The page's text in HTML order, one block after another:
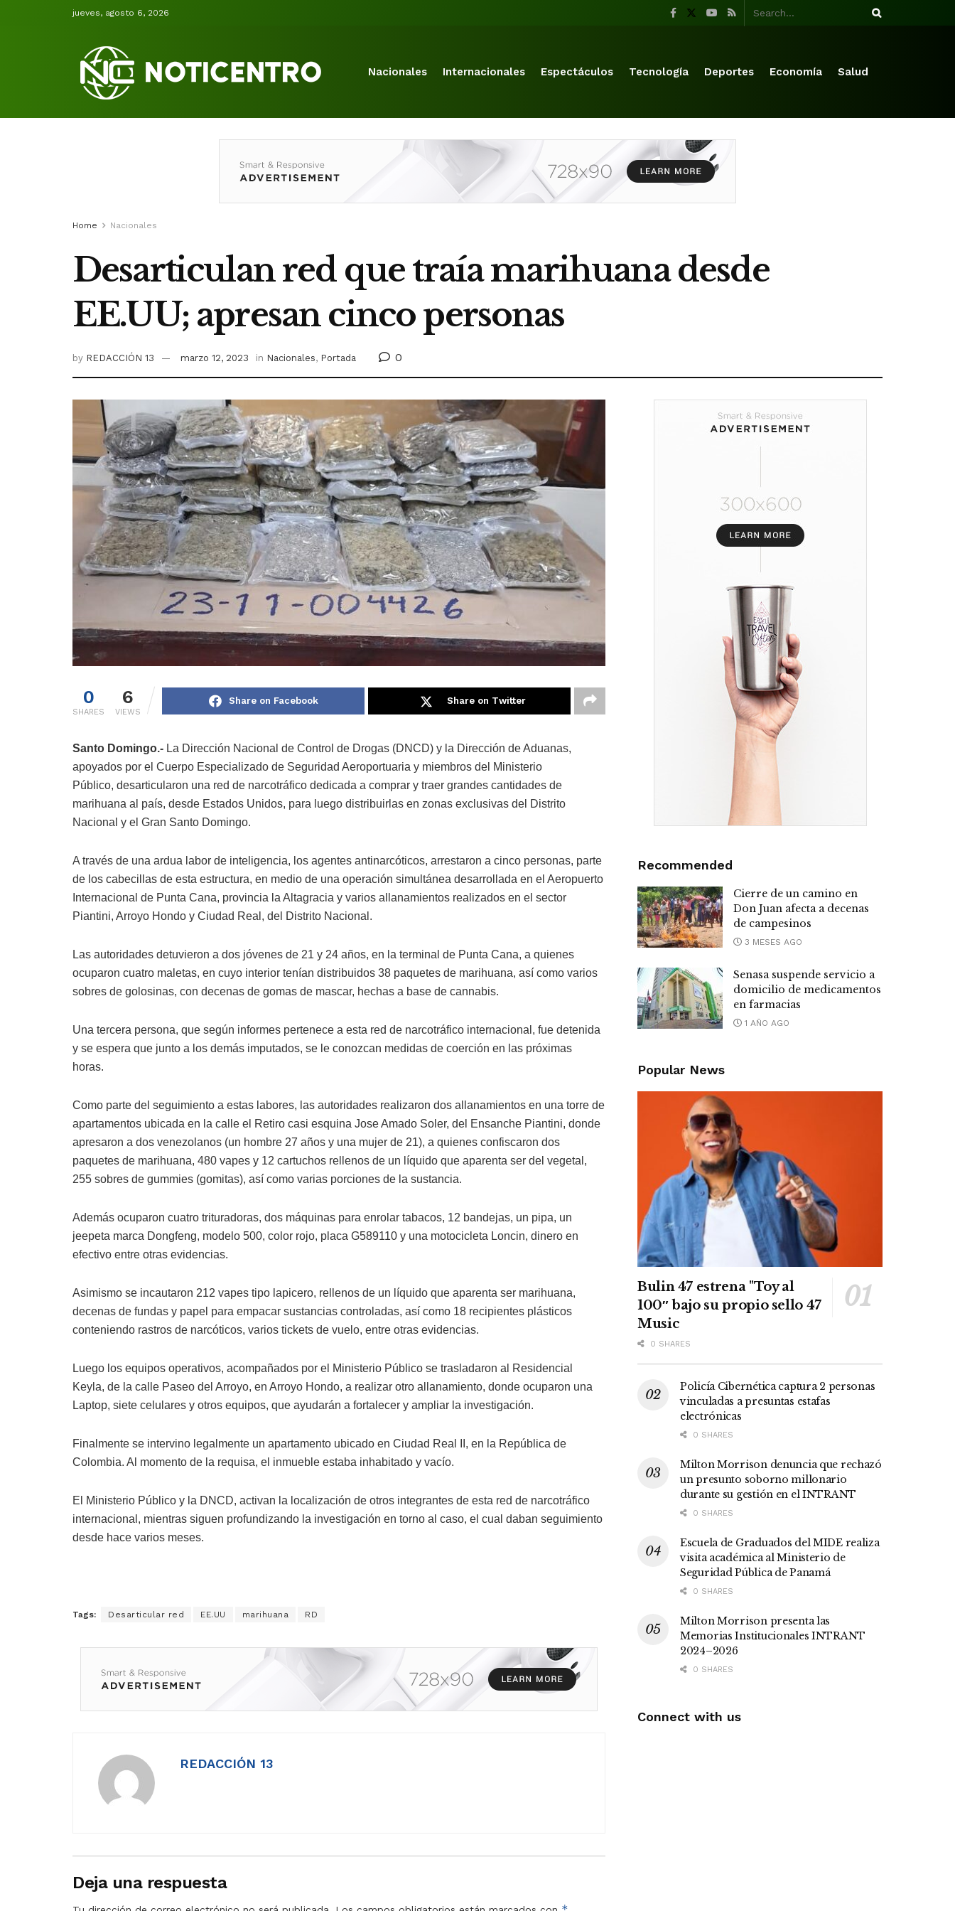
jueves, agosto 6, 2026
Nacionales Internacionales Espectáculos Tecnología Deportes Economía Salud
Home Nacionales
Desarticulan red que traía marihuana desde
EE.UU; apresan cinco personas
by REDACCIÓN 13 marzo 12, 2023 in Nacionales, Portada 0
0
SHARES
6
VIEWS
Share on Facebook Share on Twitter
Santo Domingo.- La Dirección Nacional de Control de Drogas (DNCD) y la Dirección de Aduanas,
apoyados por el Cuerpo Especializado de Seguridad Aeroportuaria y miembros del Ministerio
Público, desarticularon una red de narcotráfico dedicada a comprar y traer grandes cantidades de
marihuana al país, desde Estados Unidos, para luego distribuirlas en zonas exclusivas del Distrito
Nacional y el Gran Santo Domingo.
A través de una ardua labor de inteligencia, los agentes antinarcóticos, arrestaron a cinco personas, parte
de los cabecillas de esta estructura, en medio de una operación simultánea desarrollada en el Aeropuerto
Internacional de Punta Cana, provincia la Altagracia y varios allanamientos realizados en el sector
Piantini, Arroyo Hondo y Ciudad Real, del Distrito Nacional.
Las autoridades detuvieron a dos jóvenes de 21 y 24 años, en la terminal de Punta Cana, a quienes
ocuparon cuatro maletas, en cuyo interior tenían distribuidos 38 paquetes de marihuana, así como varios
sobres de golosinas, con decenas de gomas de mascar, hechas a base de cannabis.
Una tercera persona, que según informes pertenece a esta red de narcotráfico internacional, fue detenida
y se espera que junto a los demás imputados, se le conozcan medidas de coerción en las próximas
horas.
Como parte del seguimiento a estas labores, las autoridades realizaron dos allanamientos en una torre de
apartamentos ubicada en la calle el Retiro casi esquina Jose Amado Soler, del Ensanche Piantini, donde
apresaron a dos venezolanos (un hombre 27 años y una mujer de 21), a quienes confiscaron dos
paquetes de marihuana, 480 vapes y 12 cartuchos rellenos de un líquido que aparenta ser del vegetal,
255 sobres de gummies (gomitas), así como varias porciones de la sustancia.
Además ocuparon cuatro trituradoras, dos máquinas para enrolar tabacos, 12 bandejas, un pipa, un
jeepeta marca Dongfeng, modelo 500, color rojo, placa G589110 y una motocicleta Loncin, dinero en
efectivo entre otras evidencias.
Asimismo se incautaron 212 vapes tipo lapicero, rellenos de un líquido que aparenta ser marihuana,
decenas de fundas y papel para empacar sustancias controladas, así como 18 recipientes plásticos
conteniendo rastros de narcóticos, varios tickets de vuelo, entre otras evidencias.
Luego los equipos operativos, acompañados por el Ministerio Público se trasladaron al Residencial
Keyla, de la calle Paseo del Arroyo, en Arroyo Hondo, a realizar otro allanamiento, donde ocuparon una
Laptop, siete celulares y otros equipos, que ayudarán a fortalecer y ampliar la investigación.
Finalmente se intervino legalmente un apartamento ubicado en Ciudad Real II, en la República de
Colombia. Al momento de la requisa, el inmueble estaba inhabitado y vacío.
El Ministerio Público y la DNCD, activan la localización de otros integrantes de esta red de narcotráfico
internacional, mientras siguen profundizando la investigación en torno al caso, el cual daban seguimiento
desde hace varios meses.
Tags: Desarticular red EE.UU marihuana RD
REDACCIÓN 13
Deja una respuesta
Recommended
Cierre de un camino en
Don Juan afecta a decenas
de campesinos
3 MESES AGO
Senasa suspende servicio a
domicilio de medicamentos
en farmacias
1 AÑO AGO
Popular News
Bulin 47 estrena "Toy al
100″ bajo su propio sello 47
Music
0 SHARES
Policía Cibernética captura 2 personas
vinculadas a presuntas estafas
electrónicas
0 SHARES
Milton Morrison denuncia que rechazó
un presunto soborno millonario
durante su gestión en el INTRANT
0 SHARES
Escuela de Graduados del MIDE realiza
visita académica al Ministerio de
Seguridad Pública de Panamá
0 SHARES
Milton Morrison presenta las
Memorias Institucionales INTRANT
2024–2026
0 SHARES
Connect with us